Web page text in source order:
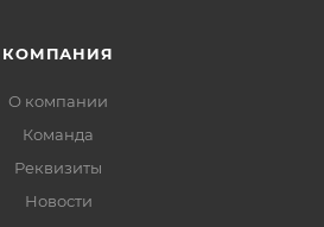
КОМПАНИЯ
О компании
Команда
Реквизиты
Новости